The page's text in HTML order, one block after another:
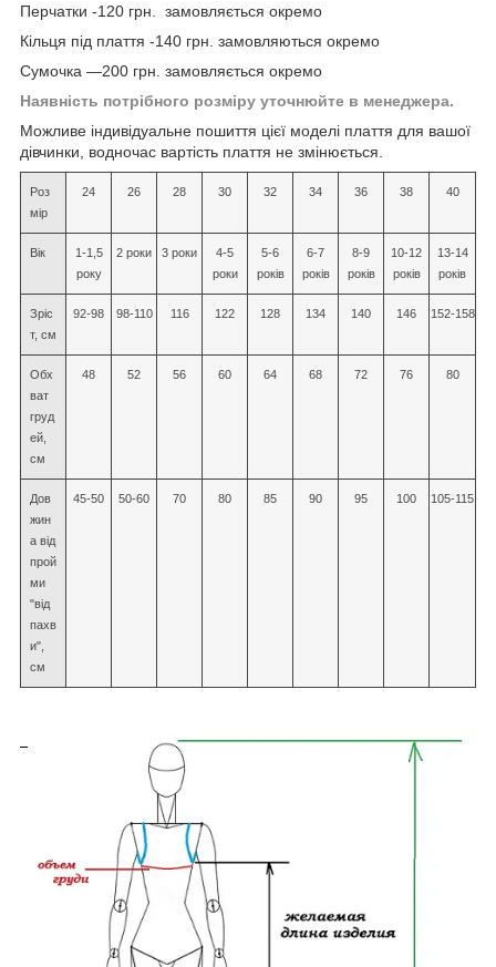
Перчатки -120 грн. замовляється окремо
Кільця під плаття -140 грн. замовляються окремо
Сумочка —200 грн. замовляється окремо
Наявність потрібного розміру уточнюйте в менеджера.
Можливе індивідуальне пошиття цієї моделі плаття для вашої
дівчинки, водночас вартість плаття не змінюється.
Роз
мір
24 26 28 30 32 34 36 38 40
Вік
1-1,5
року
2 роки 3 роки
4-5
роки
5-6
років
6-7
років
8-9
років
10-12
років
13-14
років
Зріс
т, см
92-98 98-110 116 122 128 134 140 146 152-158
Обх
ват
груд
ей,
см
48 52 56 60 64 68 72 76 80
Дов
жин
а від
прой
ми
"від
пахв
и",
см
45-50 50-60 70 80 85 90 95 100 105-115